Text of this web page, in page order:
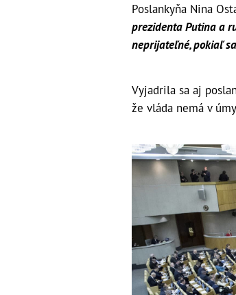
Poslankyňa Nina
prezidenta Putina a
neprijateľné, pokiaľ
Vyjadrila sa aj
že vláda nemá v